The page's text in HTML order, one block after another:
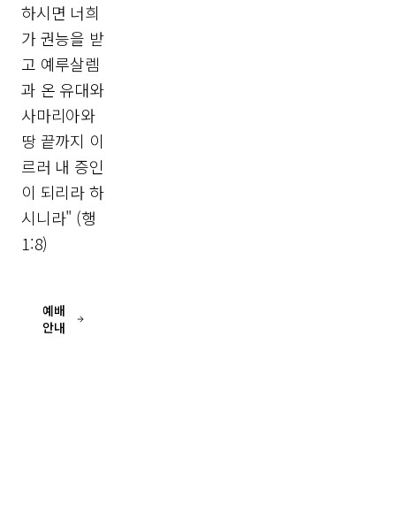
하시면 너희
가 권능을 받
고 예루살렘
과 온 유대와
사마리아와
땅 끝까지 이
르러 내 증인
이 되리라 하
시니라" (행
1:8)
예배
안내